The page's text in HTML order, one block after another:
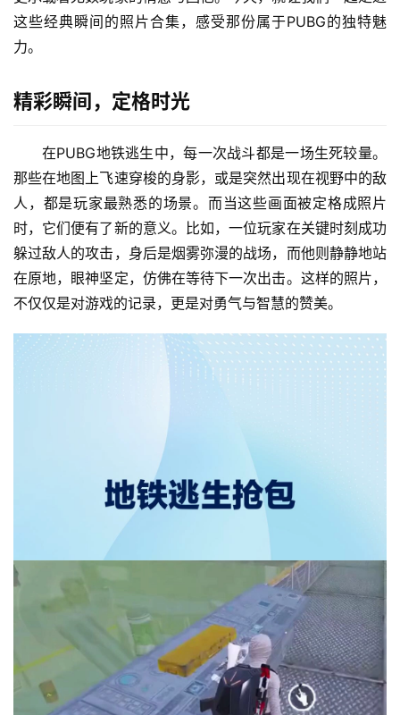
这些经典瞬间的照片合集，感受那份属于PUBG的独特魅
力。
精彩瞬间，定格时光
在PUBG地铁逃生中，每一次战斗都是一场生死较量。
那些在地图上飞速穿梭的身影，或是突然出现在视野中的敌
人，都是玩家最熟悉的场景。而当这些画面被定格成照片
时，它们便有了新的意义。比如，一位玩家在关键时刻成功
躲过敌人的攻击，身后是烟雾弥漫的战场，而他则静静地站
在原地，眼神坚定，仿佛在等待下一次出击。这样的照片，
不仅仅是对游戏的记录，更是对勇气与智慧的赞美。